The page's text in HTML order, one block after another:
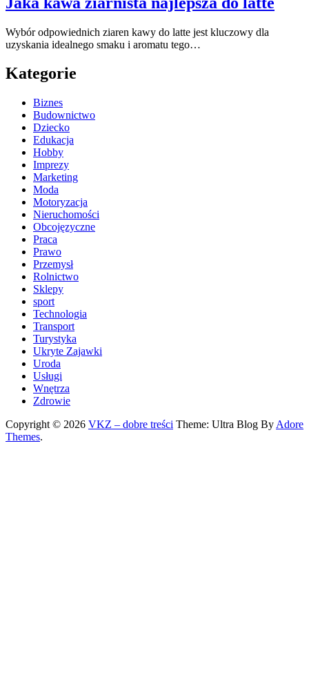
Wybór odpowiednich ziaren kawy do latte jest kluczowy dla
uzyskania idealnego smaku i aromatu tego…
Kategorie
Biznes
Budownictwo
Dziecko
Edukacja
Hobby
Imprezy
Marketing
Moda
Motoryzacja
Nieruchomości
Obcojęzyczne
Praca
Prawo
Przemysł
Rolnictwo
Sklepy
sport
Technologia
Transport
Turystyka
Ukryte Zajawki
Uroda
Usługi
Wnętrza
Zdrowie
Copyright © 2026 VKZ – dobre treści Theme: Ultra Blog By Adore
Themes.